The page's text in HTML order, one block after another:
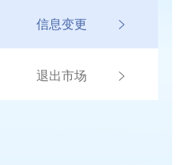
信息变更
退出市场